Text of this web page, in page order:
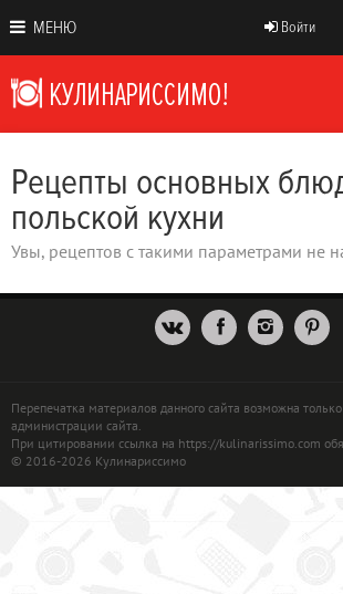
МЕНЮ Войти
Рецепты основных
польской кухни
Увы, рецептов с такими параметрами не
Перепечатка материалов данного сайта возможна
администрации сайта.
При цитировании ссылка на https://kulinarissimo.com
© 2016-2026 Кулинариссимо